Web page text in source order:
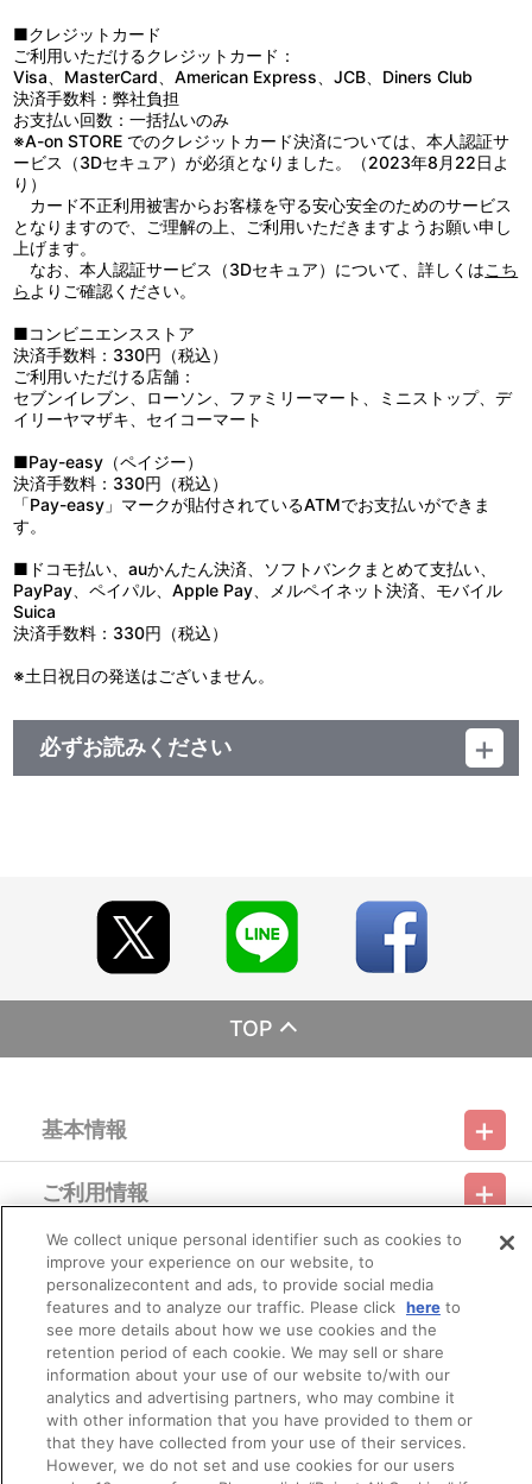
●火や熱源に近づけないでください。
●直射日光及び紫外線が長期間当たる場所での使用や保管は変形・
変色のおそれがありますのでお避けください。
●素材の特性上、傷がつきやすいので取り扱いには十分ご注意くだ
さい。
●ベンジンやシンナー、アルコール系溶剤などを使用しますと、変
色・変形・破損の原因になりますのでお避けください。
●製品の都合上、輸送時に扇部分に多少ゆがみが発生する場合がご
ざいます。予めご了承ください。
■クレジットカード
ご利用いただけるクレジットカード：
Visa、MasterCard、American Express、JCB、Diners Club
決済手数料：弊社負担
お支払い回数：一括払いのみ
※A-on STORE でのクレジットカード決済については、本人認証サ
ービス（3Dセキュア）が必須となりました。（2023年8月22日よ
り）
カード不正利用被害からお客様を守る安心安全のためのサービス
となりますので、ご理解の上、ご利用いただきますようお願い申し
上げます。
なお、本人認証サービス（3Dセキュア）について、詳しくはこち
ら よりご確認ください。
■コンビニエンスストア
決済手数料：330円（税込）
ご利用いただける店舗：
セブンイレブン、ローソン、ファミリーマート、ミニストップ、デ
イリーヤマザキ、セイコーマート
■Pay-easy（ペイジー）
決済手数料：330円（税込）
「Pay-easy」マークが貼付されているATMでお支払いができま
す。
■ドコモ払い、auかんたん決済、ソフトバンクまとめて支払い、
PayPay、ペイパル、Apple Pay、メルペイネット決済、モバイル
Suica
決済手数料：330円（税込）
※土日祝日の発送はございません。
必ずお読みください
同日にお届けとならない場合がございます。また、購入順や地域順
でのお届けではございません。
※今後劇場や店頭・催事などで販売する場合がございます。
■商品について
※本商品は、「『劇場版アイドリッシュセブン LIVE 4bit BEYOND
THE PERiOD』祝！ムビナナ1周年スペシャル上映会」のナナイロス
トア、およびイベント会場で販売していた商品と同じものとなりま
※事前通販・事後通販で付与しておりましたナナイロストア特典
【ポストカード（全4種／ランダム）】は付与されませんので、あ
※1度のお会計でカートに入れられる商品は60種類までとなりま
す。それ以上のお買い物の際は、決済後に新たにご注文をお願いい
たします。
※「在庫がありません」表示後も、ご注文のキャンセルや支払い期
限切れが発生した際は販売を再開させていただく場合がございま
す。あらかじめご了承ください。
※商品画像はイメージです。実際の商品仕様が異なる場合がござい
※撮影環境やご利用のモニター環境により、実物と多少異なって見
える場合がございます。あらかじめご了承ください。
※ご注文に際して、不正行為もしくはそのおそれがある行為がなさ
れたと当社が判断した場合、ご注文を無効とし、且つ今後のお取引
停止や会員登録の取消を行う場合があります。
■ご注文・お支払いについて
TOP
基本情報
利用規約 特定商取引法に基づく表示
プライバシーオプション 会社概要
ご利用情報
ご利用ガイド サイトマップ お問い合わせ 推奨環境
Do Not Sell or Share My Personal Information
会員メニュー
ログイン 会員規約 新規会員登録
その他のご案内
バンダイナムコフィルムワークス
We collect unique personal identifier such as cookies to
improve your experience on our website, to
personalizecontent and ads, to provide social media
features and to analyze our traffic. Please click hereto
see more details about how we use cookies and the
retention period of each cookie. We may sell or share
information about your use of our website to/with our
analytics and advertising partners, who may combine it
with other information that you have provided to them or
that they have collected from your use of their services.
However, we do not set and use cookies for our users